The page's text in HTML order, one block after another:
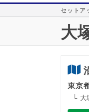
セットア
大
東京
└ 大